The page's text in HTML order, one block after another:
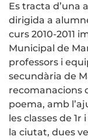
Es tracta d’una
dirigida a
curs 2010-2011
Municipal de
professors i
secundària de
recomanacions
poema, amb
les classes de
la ciutat, dues